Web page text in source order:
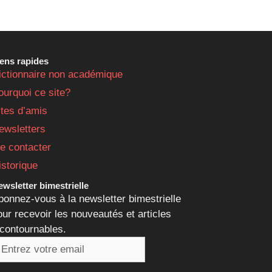
rapides
non académique
ce site?
d’amis
contacter
bimestrielle
vous à la newsletter bimestrielle
recevoir les nouveautés et articles